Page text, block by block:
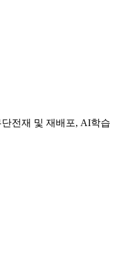
전재 및 재배포, AI학습